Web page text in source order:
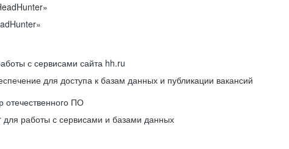
с сервисами сайта hh.ru
для доступа к базам данных и публикации вакансий
ПО
работы с сервисами и базами данных